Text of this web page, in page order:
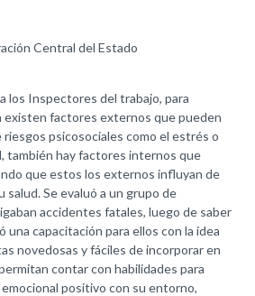
Central del Estado
los Inspectores del trabajo, para
existen factores externos que pueden
psicosociales como el estrés o
también hay factores internos que
que estos los externos influyan de
salud. Se evaluó a un grupo de
accidentes fatales, luego de saber
una capacitación para ellos con la idea
novedosas y fáciles de incorporar en
contar con habilidades para
positivo con su entorno,